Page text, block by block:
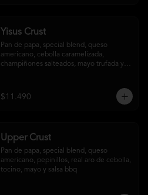
Yisus Crust
Pan de papa, special blend, queso
americano, cebolla caramelizada,
champiñones salteados, mayo trufada y
$11.490
Upper Crust
Pan de papa, special blend, queso
americano, pepinillos, real aro de cebolla,
tocino, mayo y salsa bbq